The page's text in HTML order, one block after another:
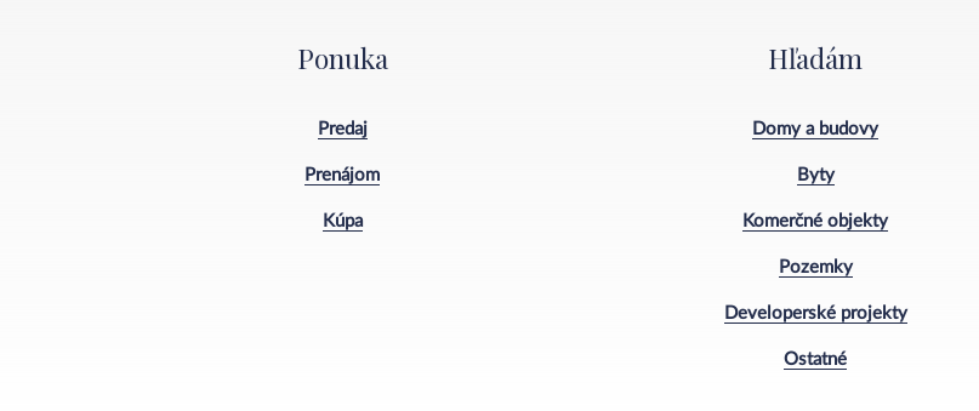
Ponuka
Predaj
Prenájom
Kúpa
Hľadám
Domy a budovy
Byty
Komerčné objekty
Pozemky
Developerské projekty
Ostatné